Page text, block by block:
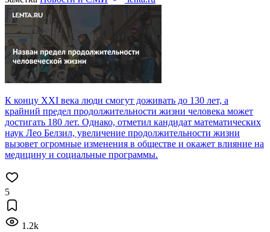
К концу XXI века люди смогут доживать до 130 лет, а
крайний предел продолжительности жизни человека может
достигать 180 лет. Однако, отметил кандидат математических
наук Лео Белзил, увеличение продолжительности жизни
вызовет огромные изменения в обществе и окажет влияние на
медицину и социальные программы.
5
1.2k